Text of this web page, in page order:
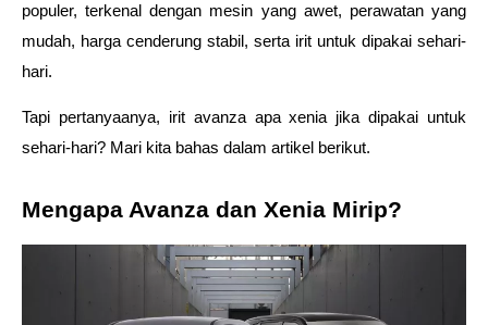
populer, terkenal dengan mesin yang awet, perawatan yang
mudah, harga cenderung stabil, serta irit untuk dipakai sehari-
hari.
Tapi pertanyaanya, irit avanza apa xenia jika dipakai untuk
sehari-hari? Mari kita bahas dalam artikel berikut.
Mengapa Avanza dan Xenia Mirip?